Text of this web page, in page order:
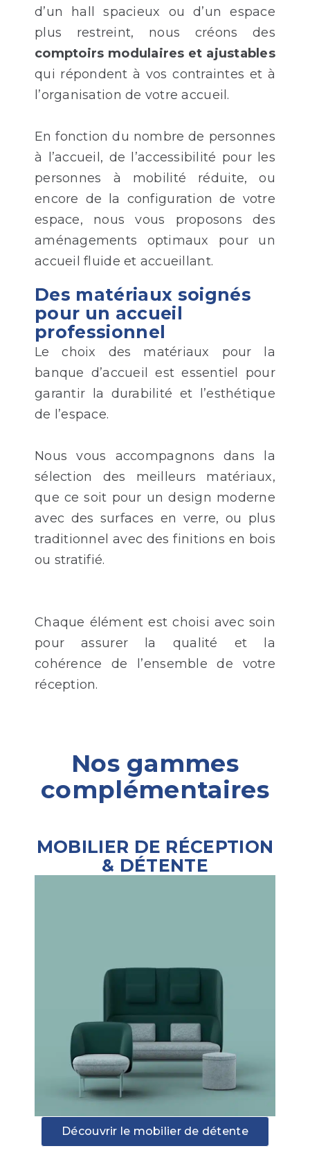
d’un hall spacieux ou d’un espace
plus restreint, nous créons des
comptoirs modulaires et ajustables
qui répondent à vos contraintes et à
l’organisation de votre accueil.
En fonction du nombre de personnes
à l’accueil, de l’accessibilité pour les
personnes à mobilité réduite, ou
encore de la configuration de votre
espace, nous vous proposons des
aménagements optimaux pour un
accueil fluide et accueillant.
Des matériaux soignés
pour un accueil
professionnel
Le choix des matériaux pour la
banque d’accueil est essentiel pour
garantir la durabilité et l’esthétique
de l’espace.
Nous vous accompagnons dans la
sélection des meilleurs matériaux,
que ce soit pour un design moderne
avec des surfaces en verre, ou plus
traditionnel avec des finitions en bois
ou stratifié.
Chaque élément est choisi avec soin
pour assurer la qualité et la
cohérence de l’ensemble de votre
réception.
Nos gammes
complémentaires
MOBILIER DE RÉCEPTION
& DÉTENTE
Découvrir le mobilier de détente